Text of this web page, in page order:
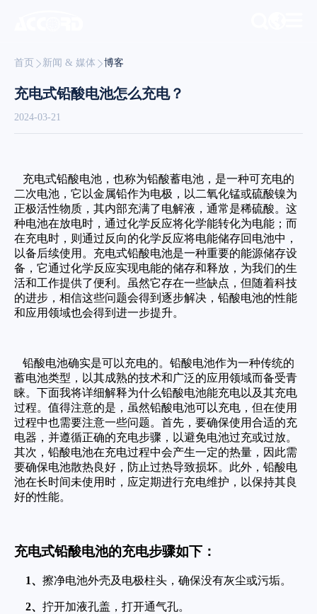
首页 新闻 & 媒体 博客
充电式铅酸电池怎么充电？
2024-03-21
充电式铅酸电池，也称为铅酸蓄电池，是一种可充电的
二次电池，它以金属铅作为电极，以二氧化锰或硫酸镍为
正极活性物质，其内部充满了电解液，通常是稀硫酸。这
种电池在放电时，通过化学反应将化学能转化为电能；而
在充电时，则通过反向的化学反应将电能储存回电池中，
以备后续使用。充电式铅酸电池是一种重要的能源储存设
备，它通过化学反应实现电能的储存和释放，为我们的生
活和工作提供了便利。虽然它存在一些缺点，但随着科技
的进步，相信这些问题会得到逐步解决，铅酸电池的性能
和应用领域也会得到进一步提升。
铅酸电池确实是可以充电的。铅酸电池作为一种传统的
蓄电池类型，以其成熟的技术和广泛的应用领域而备受青
睐。下面我将详细解释为什么铅酸电池能充电以及其充电
过程。值得注意的是，虽然铅酸电池可以充电，但在使用
过程中也需要注意一些问题。首先，要确保使用合适的充
电器，并遵循正确的充电步骤，以避免电池过充或过放。
其次，铅酸电池在充电过程中会产生一定的热量，因此需
要确保电池散热良好，防止过热导致损坏。此外，铅酸电
池在长时间未使用时，应定期进行充电维护，以保持其良
好的性能。
充电式铅酸电池的充电步骤如下：
1、 擦净电池外壳及电极柱头，确保没有灰尘或污垢。
2、 拧开加液孔盖，打开通气孔。